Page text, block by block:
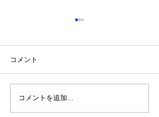
値上げ直前 お買い得
SALE
コメント
コメントを追加…